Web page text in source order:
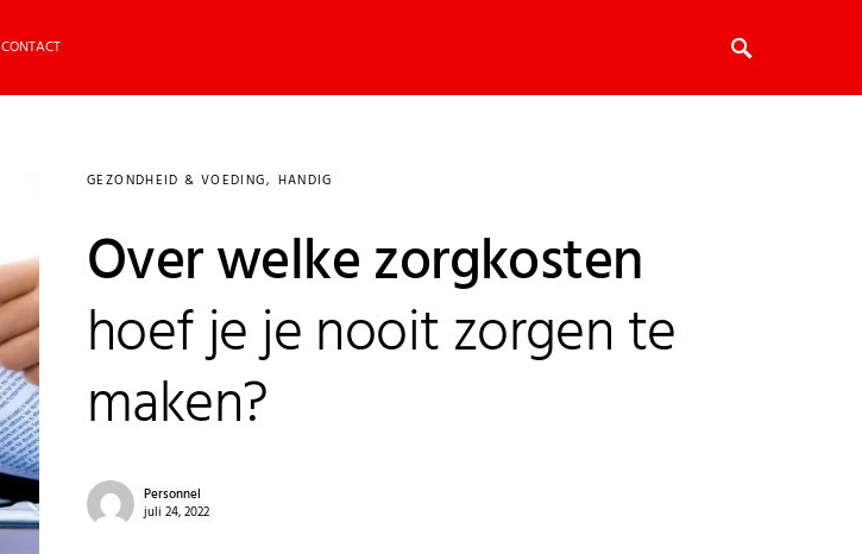
CONTACT
GEZONDHEID & VOEDING HANDIG
Over welke zorgkosten
hoef je je nooit zorgen te
maken?
Personnel
juli 24, 2022